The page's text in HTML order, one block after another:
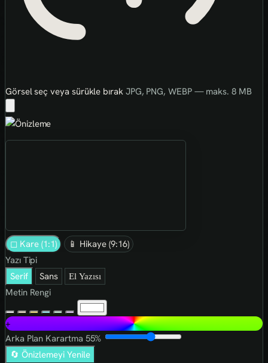
Görsel seç veya sürükle bırak JPG, PNG, WEBP — maks. 8 MB
◻ Kare (1:1)
📱 Hikaye (9:16)
Yazı Tipi
Serif
Sans El Yazısı
Metin Rengi
+
Arka Plan Karartma 55%
🔄 Önizlemeyi Yenile